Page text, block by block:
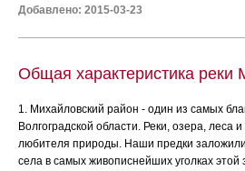
Добавлено: 2015-03-23
Общая характеристика реки
1. Михайловский район - один из самых
Волгоградской области. Реки, озера, леса
любителя природы. Наши предки
села в самых живописнейших уголках